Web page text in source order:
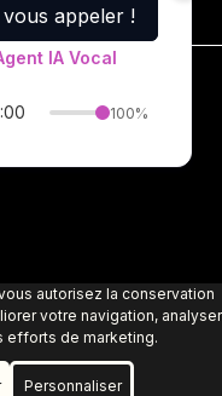
vous appeler !
IA Vocal
100%
autorisez la conservation
votre navigation, analyser
efforts de marketing.
Personnaliser